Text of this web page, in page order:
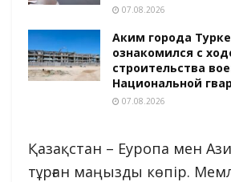
07.08.2026
Аким города
ознакомился с
строительства
Национальной
07.08.2026
Қазақстан – Еуропа мен
тұрған маңызды көпір.